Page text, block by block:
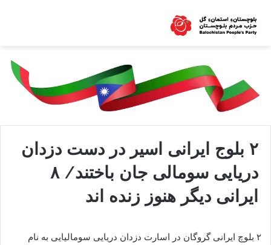
۲ بلوج ایرانی اسیر در دست دزدان
دریایی سومالی جان باختند/ ۸
ایرانی دیگر هنوز زنده اند
۲ بلوچ ایرانی گروگان در اسارت دزدان دریایی سومالیایی به نام